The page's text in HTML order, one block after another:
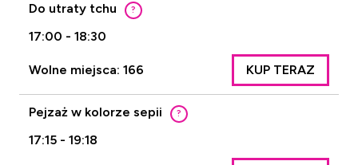
Do utraty tchu ?
17:00 - 18:30
Wolne miejsca: 166 KUP TERAZ
Pejzaż w kolorze sepii ?
17:15 - 19:18